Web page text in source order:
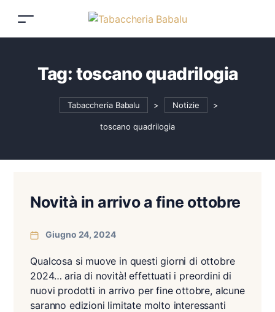
Tag: toscano quadrilogia
Tabaccheria Babalu > Notizie >
toscano quadrilogia
Novità in arrivo a fine ottobre
Giugno 24, 2024
Qualcosa si muove in questi giorni di ottobre
2024… aria di novità! effettuati i preordini di
nuovi prodotti in arrivo per fine ottobre, alcune
saranno edizioni limitate molto interessanti